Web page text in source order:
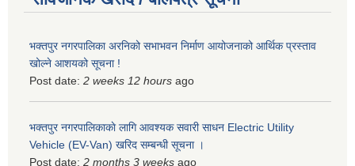
भक्तपुर नगरपालिका अरनिको सभाभवन निर्माण आयोजनाको आर्थिक प्रस्ताव
खोल्ने आशयको सूचना !
Post date: 2 weeks 12 hours ago
भक्तपुर नगरपालिकाकाे लागि आवश्यक सवारी साधन Electric Utility
Vehicle (EV-Van) खरिद सम्बन्धी सूचना ।
Post date: 2 months 3 weeks ago